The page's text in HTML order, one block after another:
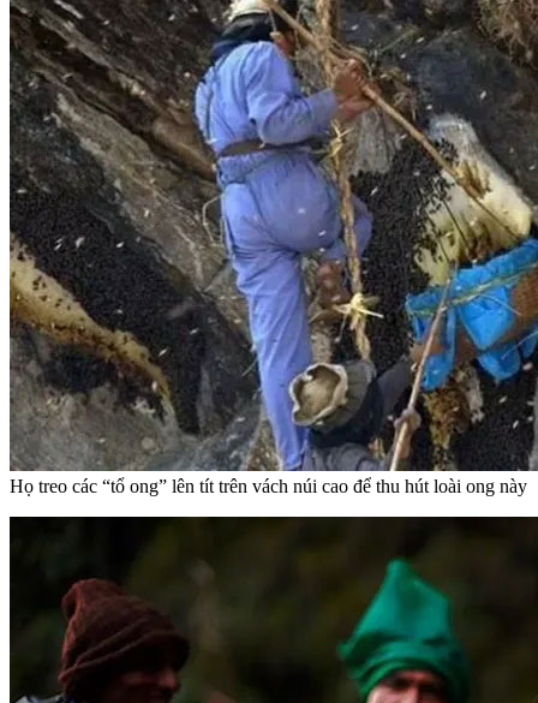
Họ treo các “tổ ong” lên tít trên vách núi cao để thu hút loài ong này